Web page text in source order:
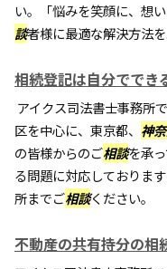
い。「悩みを笑顔に、想
談者様に最適な解決方法を
相続登記は自分ででき
アイクス司法書士事務所
区を中心に、東京都、 神
の皆様からのご相談を承
る問題に対応しておりま
所までご相談ください。
不動産の共有持分の相